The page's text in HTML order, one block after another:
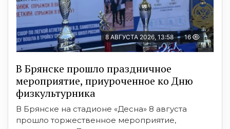
8 АВГУСТА 2026, 13:58 16
В Брянске прошло праздничное
мероприятие, приуроченное ко Дню
физкультурника
В Брянске на стадионе «Десна» 8 августа
прошло торжественное мероприятие,